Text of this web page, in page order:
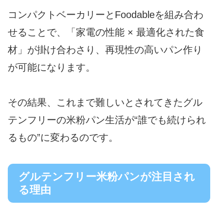
コンパクトベーカリーとFoodableを組み合わ
せることで、「家電の性能 × 最適化された食
材」が掛け合わさり、再現性の高いパン作り
が可能になります。
その結果、これまで難しいとされてきたグル
テンフリーの米粉パン生活が“誰でも続けられ
るもの”に変わるのです。
グルテンフリー米粉パンが注目され
る理由